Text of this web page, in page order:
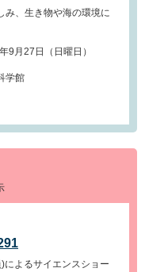
み、生き物や海の環境に
9月27日（日曜日）
学館
によるサイエンスショー